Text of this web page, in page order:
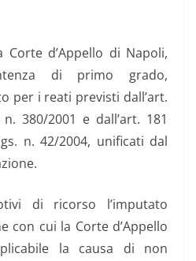
d’Appello di Napoli,
di primo grado,
per i reati previsti dall’art.
380/2001 e dall’art. 181
n. 42/2004, unificati dal
di ricorso l’imputato
con cui la Corte d’Appello
la causa di non